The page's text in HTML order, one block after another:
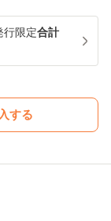
行限定合計
する